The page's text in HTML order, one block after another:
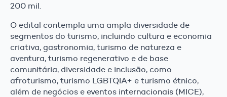
200 mil.
O edital contempla uma ampla diversidade de
segmentos do turismo, incluindo cultura e economia
criativa, gastronomia, turismo de natureza e
aventura, turismo regenerativo e de base
comunitária, diversidade e inclusão, como
afroturismo, turismo LGBTQIA+ e turismo étnico,
além de negócios e eventos internacionais (MICE),